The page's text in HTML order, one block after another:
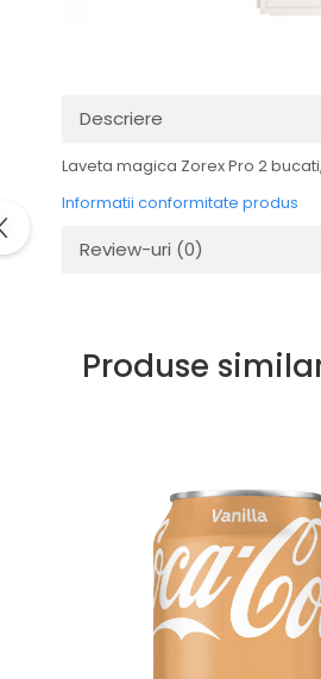
Descriere
Laveta magica Zorex Pro 2
Informatii conformitate produs
Review-uri (0)
Produse